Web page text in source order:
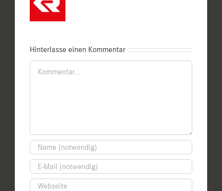
Hinterlasse einen Kommentar
Kommentar